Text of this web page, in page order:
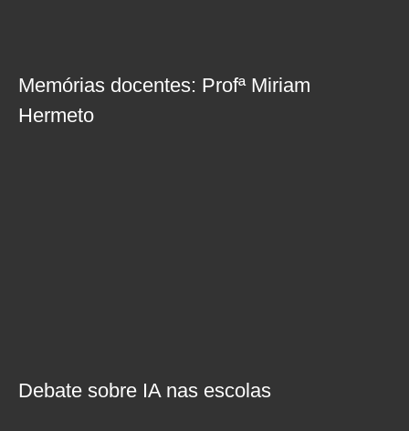
Memórias docentes: Profª Miriam
Hermeto
Debate sobre IA nas escolas